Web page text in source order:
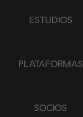
ESTUDIOS
PLATAFORMAS
SOCIOS